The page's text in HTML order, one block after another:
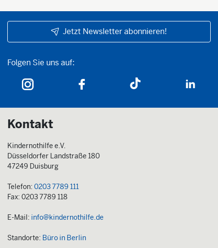
Jetzt Newsletter abonnieren!
Folgen Sie uns auf:
Folgen Sie uns auf:
Kontakt
Kindernothilfe e.V.
Düsseldorfer Landstraße 180
47249 Duisburg
Telefon: 0203 7789 111
Fax: 0203 7789 118
E-Mail: info@kindernothilfe.de
Standorte: Büro in Berlin